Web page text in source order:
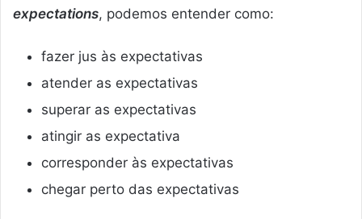
expectations, podemos entender como:
fazer jus às expectativas
atender as expectativas
superar as expectativas
atingir as expectativa
corresponder às expectativas
chegar perto das expectativas